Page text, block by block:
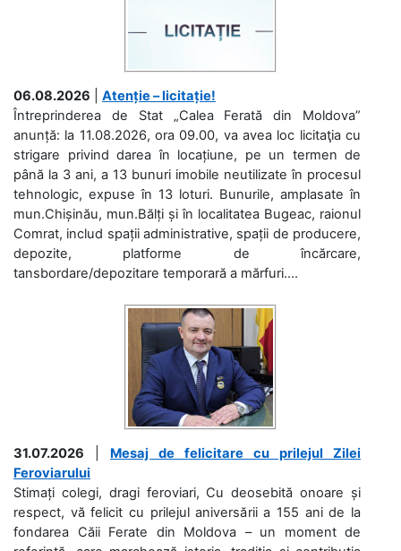
06.08.2026
Atenție – licitație!
Întreprinderea de Stat „Calea Ferată din Moldova”
anunță: la 11.08.2026, ora 09.00, va avea loc licitaţia cu
strigare privind darea în locațiune, pe un termen de
până la 3 ani, a 13 bunuri imobile neutilizate în procesul
tehnologic, expuse în 13 loturi. Bunurile, amplasate în
mun.Chișinău, mun.Bălți și în localitatea Bugeac, raionul
Comrat, includ spații administrative, spații de producere,
depozite, platforme de încărcare,
tansbordare/depozitare temporară a mărfuri....
31.07.2026
Mesaj de felicitare cu prilejul Zilei
Feroviarului
Stimați colegi, dragi feroviari, Cu deosebită onoare și
respect, vă felicit cu prilejul aniversării a 155 ani de la
fondarea Căii Ferate din Moldova – un moment de